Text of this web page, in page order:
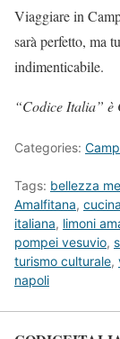
Viaggiare in
sarà perfetto, ma
indimenticabile.
“Codice Italia” è
Categories:
Tags: bellezza
Amalfitana,
italiana, limoni
pompei vesuvio,
turismo culturale,
napoli